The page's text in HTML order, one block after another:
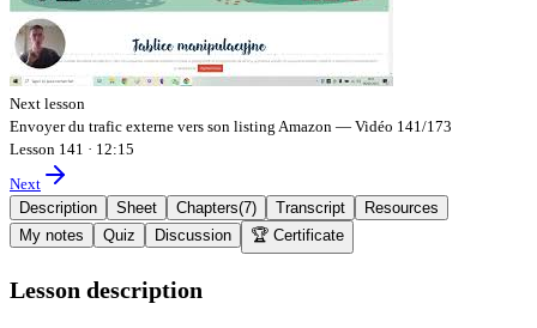
Next lesson
Envoyer du trafic externe vers son listing Amazon — Vidéo 141/173
Lesson 141 · 12:15
Next
Description
Sheet Chapters(7) Transcript
Resources
My notes
Quiz Discussion 🏆 Certificate
Lesson description